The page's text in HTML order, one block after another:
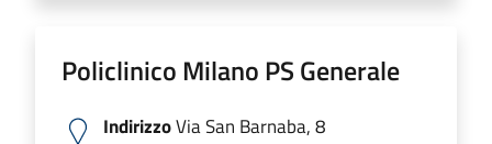
Policlinico Milano PS Generale
IndirizzoVia San Barnaba, 8